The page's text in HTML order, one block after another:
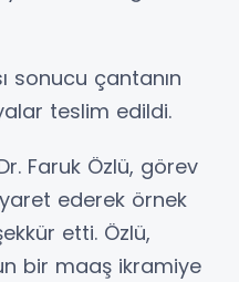
sonucu çantanın
teslim edildi.
Faruk Özlü, görev
ederek örnek
etti. Özlü,
bir maaş ikramiye